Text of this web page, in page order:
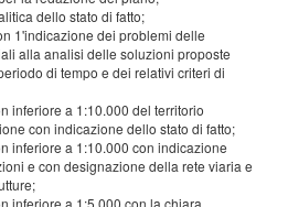
dello stato di fatto;
1'indicazione dei problemi delle
alla analisi delle soluzioni proposte
di tempo e dei relativi criteri di
inferiore a 1:10.000 del territorio
con indicazione dello stato di fatto;
inferiore a 1:10.000 con indicazione
e con designazione della rete viaria e